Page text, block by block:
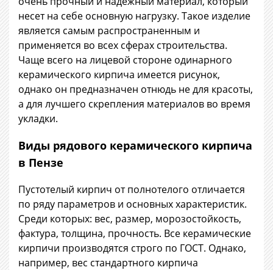
несет на себе основную нагрузку. Такое изделие
является самым распространенным и
применяется во всех сферах строительства.
Чаще всего на лицевой стороне одинарного
керамического кирпича имеется рисунок,
однако он предназначен отнюдь не для красоты,
а для лучшего скрепления материалов во время
укладки.
Виды рядового керамического кирпича
в Пензе
Пустотелый кирпич от полнотелого отличается
по ряду параметров и основных характеристик.
Среди которых: вес, размер, морозостойкость,
фактура, толщина, прочность. Все керамические
кирпичи производятся строго по ГОСТ. Однако,
например, вес стандартного кирпича